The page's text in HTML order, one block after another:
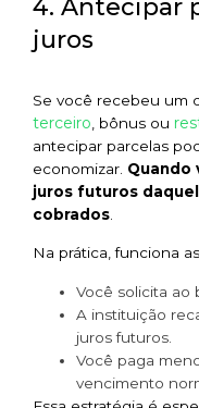
4. Antecipar
juros
Se você recebeu um
terceiro , bônus ou
antecipar parcelas
economizar. Quando
juros futuros
cobrados
Na prática, funciona
Você solicita ao
A instituição
juros futuros.
Você paga
vencimento